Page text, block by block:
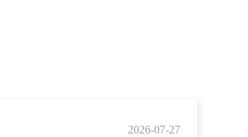
2026-07-27